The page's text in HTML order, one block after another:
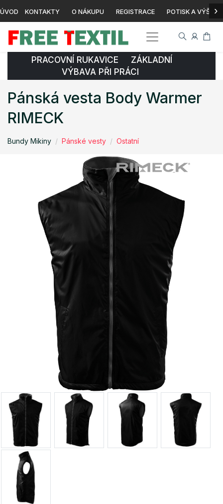
ÚVOD KONTAKTY O NÁKUPU REGISTRACE POTISK A ›
PRACOVNÍ RUKAVICE ZÁKLADNÍ
VÝBAVA PŘI PRÁCI
Pánská vesta Body Warmer
RIMECK
Bundy Mikiny Pánské vesty Ostatní